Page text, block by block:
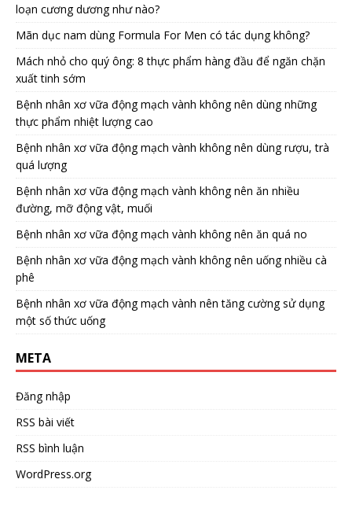
loạn cương dương như nào?
Mãn dục nam dùng Formula For Men có tác dụng không?
Mách nhỏ cho quý ông: 8 thực phẩm hàng đầu để ngăn chặn
xuất tinh sớm
Bệnh nhân xơ vữa động mạch vành không nên dùng những
thực phẩm nhiệt lượng cao
Bệnh nhân xơ vữa động mạch vành không nên dùng rượu, trà
quá lượng
Bệnh nhân xơ vữa động mạch vành không nên ăn nhiều
đường, mỡ động vật, muối
Bệnh nhân xơ vữa động mạch vành không nên ăn quá no
Bệnh nhân xơ vữa động mạch vành không nên uống nhiều cà
phê
Bệnh nhân xơ vữa động mạch vành nên tăng cường sử dụng
một số thức uống
META
Đăng nhập
RSS bài viết
RSS bình luận
WordPress.org